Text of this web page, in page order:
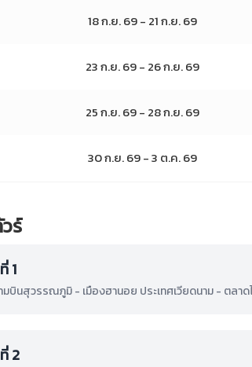
18 ก.ย. 69 - 21 ก.ย. 69
23 ก.ย. 69 - 26 ก.ย. 69
25 ก.ย. 69 - 28 ก.ย. 69
30 ก.ย. 69 - 3 ต.ค. 69
ร์
1
มบินสุวรรณภูมิ - เมืองฮานอย ประเทศเวียดนาม - ตลาด
2